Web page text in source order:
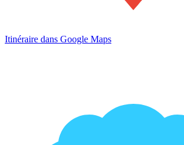
Itinéraire dans Google Maps